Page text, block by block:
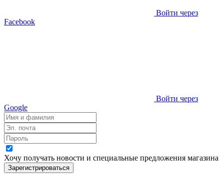
Войти через
Facebook
Войти через
Google
Хочу получать новости и специальные предложения магазина
Зарегистрироваться